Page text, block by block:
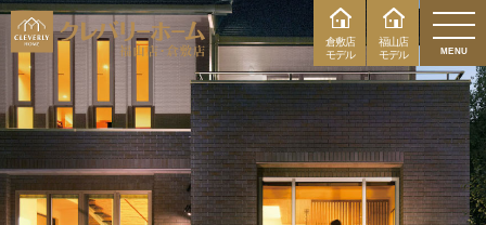
福山店
モデル
倉敷店
モデル
MENU